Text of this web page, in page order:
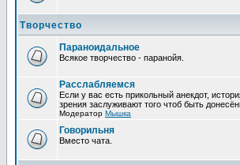
Творчество
Параноидальное
Всякое творчество - паранойя.
Расслабляемся
Если у вас есть прикольный анекдот,
зрения заслуживают того чтоб быть
Модератор Мышка
Говорильня
Вместо чата.